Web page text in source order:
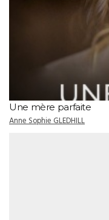
Une mère parfaite
Anne Sophie GLEDHILL